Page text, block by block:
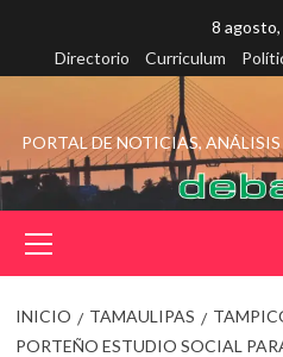
contenido
8
Directorio
Curriculum
PORTAL DE NOTICIAS,
principal
INICIO TAMAULIPAS
PORTEÑO ESTUDIO SOCIAL